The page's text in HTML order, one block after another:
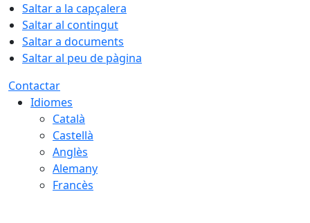
Saltar a la capçalera
Saltar al contingut
Saltar a documents
Saltar al peu de pàgina
Contactar
Idiomes
Català
Castellà
Anglès
Alemany
Francès